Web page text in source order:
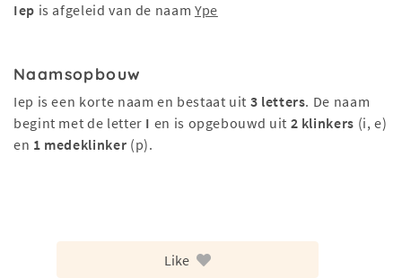
Iep is afgeleid van de naam Ype
Naamsopbouw
Iep is een korte naam en bestaat uit 3 letters. De naam
begint met de letter I en is opgebouwd uit 2 klinkers (i, e)
en 1 medeklinker (p).
Like